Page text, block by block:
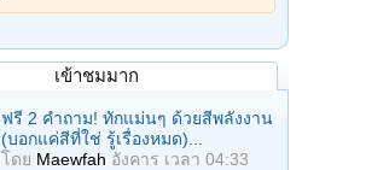
เข้าชมมาก
ฟรี 2 คำถาม! ทักแม่นๆ ด้วยสีพลังงาน
(บอกแค่สีที่ใช่ รู้เรื่องหมด)...
โดย Maewfah อังคาร เวลา 04:33